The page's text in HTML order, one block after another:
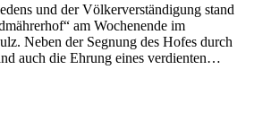
und der Völkerverständigung stand
am Wochenende im
Neben der Segnung des Hofes durch
auch die Ehrung eines verdienten…